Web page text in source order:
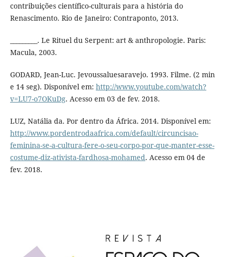
contribuições científico-culturais para a história do
Renascimento. Rio de Janeiro: Contraponto, 2013.
_________. Le Rituel du Serpent: art & anthropologie. Paris:
Macula, 2003.
GODARD, Jean-Luc. Jevoussaluesaravejo. 1993. Filme. (2 min
e 14 seg). Disponível em: http://www.youtube.com/watch?
v=LU7-o7OKuDg. Acesso em 03 de fev. 2018.
LUZ, Natália da. Por dentro da África. 2014. Disponível em:
http://www.pordentrodaafrica.com/default/circuncisao-
feminina-se-a-cultura-fere-o-seu-corpo-por-que-manter-esse-
costume-diz-ativista-fardhosa-mohamed. Acesso em 04 de
fev. 2018.